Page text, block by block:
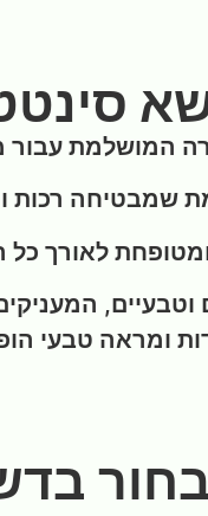
המושלמת
שמבטיחה רכות
ומטופחת לאורך
וטבעיים,
ומראה טבעי